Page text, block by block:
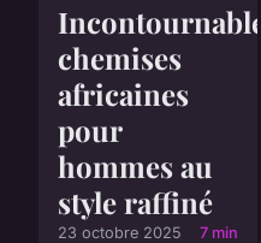
Incontournables
chemises
africaines
pour
hommes au
style raffiné
23 octobre 2025 7 min